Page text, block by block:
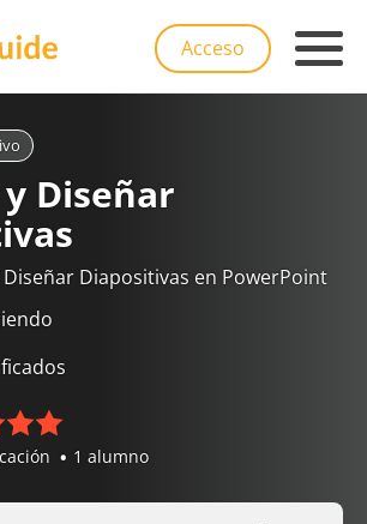
Acceso
Diseñar
Diapositivas en PowerPoint
1 alumno